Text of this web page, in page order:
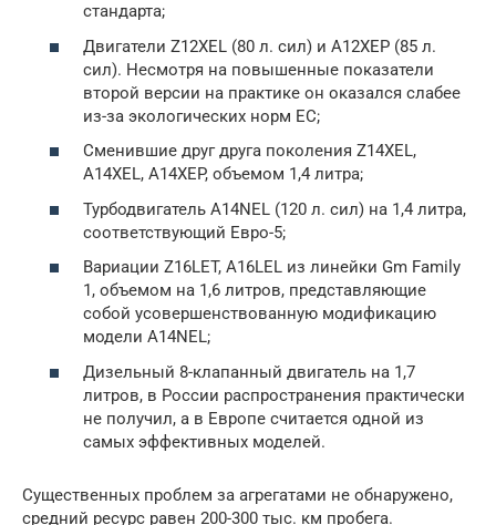
стандарта;
Двигатели Z12XEL (80 л. сил) и A12XEP (85 л.
сил). Несмотря на повышенные показатели
второй версии на практике он оказался слабее
из-за экологических норм ЕС;
Сменившие друг друга поколения Z14XEL,
A14XEL, A14XEP, объемом 1,4 литра;
Турбодвигатель A14NEL (120 л. сил) на 1,4 литра,
соответствующий Евро-5;
Вариации Z16LET, A16LEL из линейки Gm Family
1, объемом на 1,6 литров, представляющие
собой усовершенствованную модификацию
модели A14NEL;
Дизельный 8-клапанный двигатель на 1,7
литров, в России распространения практически
не получил, а в Европе считается одной из
самых эффективных моделей.
Существенных проблем за агрегатами не обнаружено,
средний ресурс равен 200-300 тыс. км пробега.